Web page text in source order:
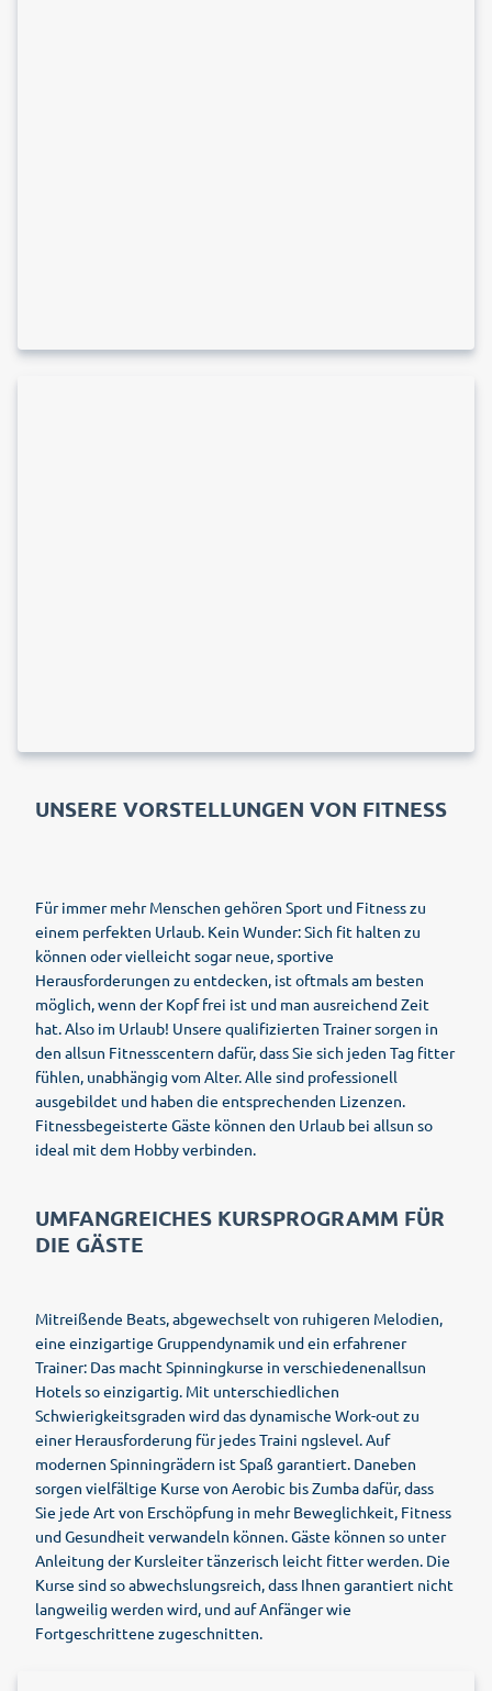
UNSERE VORSTELLUNGEN VON FITNESS
Für immer mehr Menschen gehören Sport und Fitness zu
einem perfekten Urlaub. Kein Wunder: Sich fit halten zu
können oder vielleicht sogar neue, sportive
Herausforderungen zu entdecken, ist oftmals am besten
möglich, wenn der Kopf frei ist und man ausreichend Zeit
hat. Also im Urlaub! Unsere qualifizierten Trainer sorgen in
den allsun Fitnesscentern dafür, dass Sie sich jeden Tag fitter
fühlen, unabhängig vom Alter. Alle sind professionell
ausgebildet und haben die entsprechenden Lizenzen.
Fitnessbegeisterte Gäste können den Urlaub bei allsun so
ideal mit dem Hobby verbinden.
UMFANGREICHES KURSPROGRAMM FÜR
DIE GÄSTE
Mitreißende Beats, abgewechselt von ruhigeren Melodien,
eine einzigartige Gruppendynamik und ein erfahrener
Trainer: Das macht Spinningkurse in verschiedenenallsun
Hotels so einzigartig. Mit unterschiedlichen
Schwierigkeitsgraden wird das dynamische Work-out zu
einer Herausforderung für jedes Traini ngslevel. Auf
modernen Spinningrädern ist Spaß garantiert. Daneben
sorgen vielfältige Kurse von Aerobic bis Zumba dafür, dass
Sie jede Art von Erschöpfung in mehr Beweglichkeit, Fitness
und Gesundheit verwandeln können. Gäste können so unter
Anleitung der Kursleiter tänzerisch leicht fitter werden. Die
Kurse sind so abwechslungsreich, dass Ihnen garantiert nicht
langweilig werden wird, und auf Anfänger wie
Fortgeschrittene zugeschnitten.